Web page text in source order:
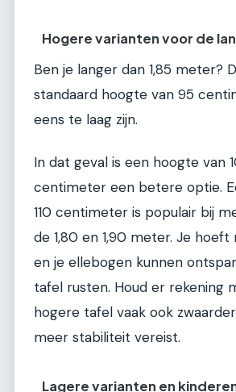
Hogere varianten voor de
Ben je langer dan 1,85 meter?
standaard hoogte van 95
eens te laag zijn.
In dat geval is een hoogte van
centimeter een betere optie.
110 centimeter is populair bij
de 1,80 en 1,90 meter. Je
en je ellebogen kunnen
tafel rusten. Houd er rekening
hogere tafel vaak ook
meer stabiliteit vereist.
Lagere varianten en